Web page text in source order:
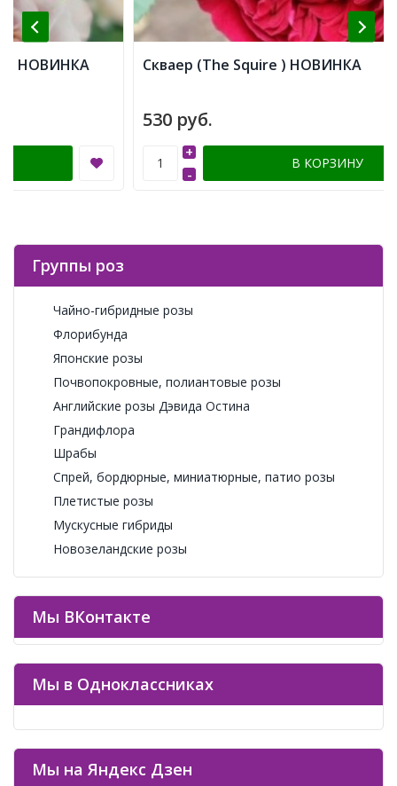
Скваер (The Squire ) НОВИНКА
+
В КОРЗИНУ
Группы роз
Чайно-гибридные розы
Флорибунда
Японские розы
Почвопокровные, полиантовые розы
Английские розы Дэвида Остина
Грандифлора
Шрабы
Спрей, бордюрные, миниатюрные, патио розы
Плетистые розы
Мускусные гибриды
Новозеландские розы
Мы ВКонтакте
Мы в Одноклассниках
Мы на Яндекс Дзен